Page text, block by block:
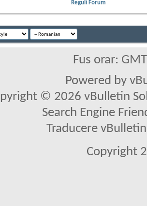
Reguli Forum
Fus orar:
Powered by
© 2026 vBulletin
Search Engine
Traducere
Copyright